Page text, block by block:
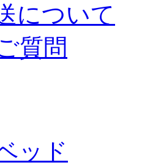
について
質問
ッド